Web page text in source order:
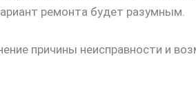
ремонта будет разумным.
причины неисправности и